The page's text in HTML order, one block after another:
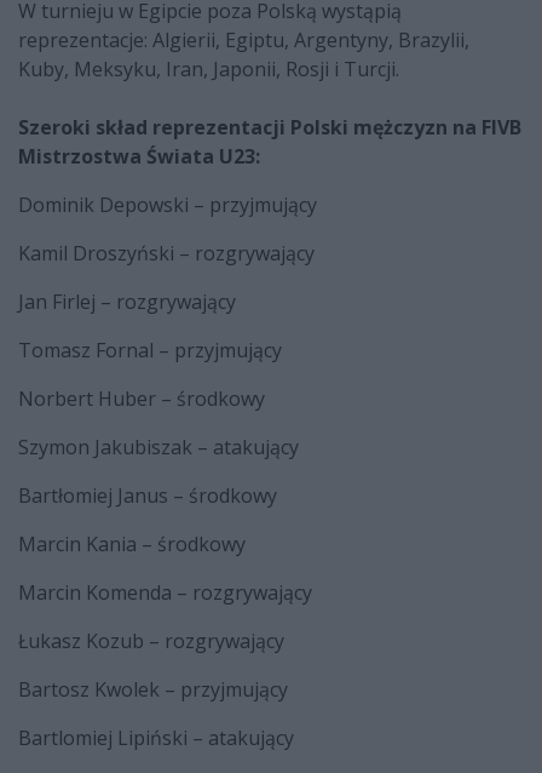
W turnieju w Egipcie poza Polską wystąpią
reprezentacje: Algierii, Egiptu, Argentyny, Brazylii,
Kuby, Meksyku, Iran, Japonii, Rosji i Turcji.
Szeroki skład reprezentacji Polski mężczyzn na FIVB
Mistrzostwa Świata U23:
Dominik Depowski – przyjmujący
Kamil Droszyński – rozgrywający
Jan Firlej – rozgrywający
Tomasz Fornal – przyjmujący
Norbert Huber – środkowy
Szymon Jakubiszak – atakujący
Bartłomiej Janus – środkowy
Marcin Kania – środkowy
Marcin Komenda – rozgrywający
Łukasz Kozub – rozgrywający
Bartosz Kwolek – przyjmujący
Bartlomiej Lipiński – atakujący